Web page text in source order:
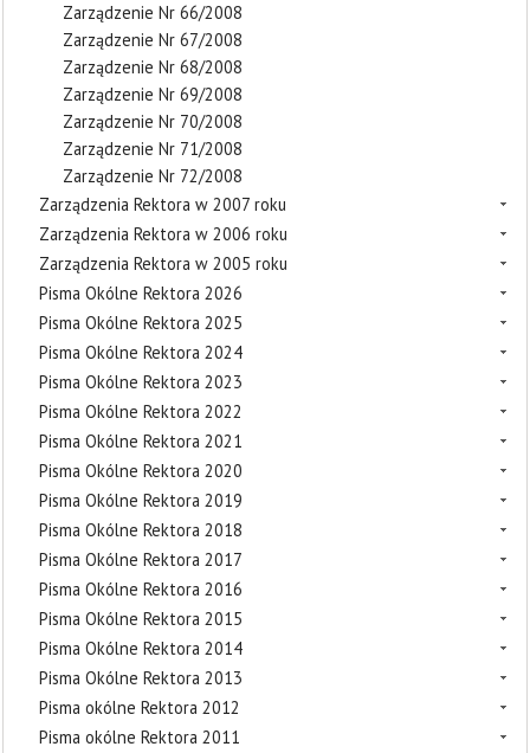
Zarządzenie Nr 66/2008
Zarządzenie Nr 67/2008
Zarządzenie Nr 68/2008
Zarządzenie Nr 69/2008
Zarządzenie Nr 70/2008
Zarządzenie Nr 71/2008
Zarządzenie Nr 72/2008
Zarządzenia Rektora w 2007 roku
Zarządzenia Rektora w 2006 roku
Zarządzenia Rektora w 2005 roku
Pisma Okólne Rektora 2026
Pisma Okólne Rektora 2025
Pisma Okólne Rektora 2024
Pisma Okólne Rektora 2023
Pisma Okólne Rektora 2022
Pisma Okólne Rektora 2021
Pisma Okólne Rektora 2020
Pisma Okólne Rektora 2019
Pisma Okólne Rektora 2018
Pisma Okólne Rektora 2017
Pisma Okólne Rektora 2016
Pisma Okólne Rektora 2015
Pisma Okólne Rektora 2014
Pisma Okólne Rektora 2013
Pisma okólne Rektora 2012
Pisma okólne Rektora 2011